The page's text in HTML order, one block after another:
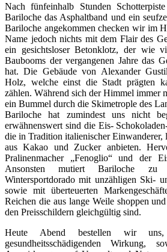
Nach fünfeinhalb Stunden
Bariloche das Asphaltband und ein
Bariloche angekommen checken wir im
Name jedoch nichts mit dem Flair des
ein gesichtsloser Betonklotz, der wie
Baubooms der vergangenen Jahre das
hat. Die Gebäude von Alexander
Holz, welche einst die Stadt prägten
zählen. Während sich der Himmel immer
ein Bummel durch die Skimetrople des
Bariloche hat zumindest uns nicht
erwähnenswert sind die Eis-
die in Tradition italienischer Einwanderer,
aus Kakao und Zucker anbieten.
Pralinenmacher „Fenoglio“ und der
Ansonsten mutiert Bariloche zu
Wintersportdorado mit unzähligen Ski-
sowie mit überteuerten
Reichen die aus lange Weile shoppen
den Preisschildern gleichgültig sind.
Heute Abend bestellen wir
gesundheitsschädigenden Wirkung,